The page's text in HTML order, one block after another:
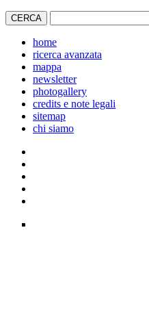
home
ricerca avanzata
mappa
newsletter
photogallery
credits e note legali
sitemap
chi siamo